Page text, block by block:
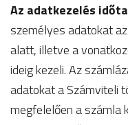
Az adatkezelés
személyes adatokat
alatt, illetve a
ideig kezeli. Az
adatokat a Számviteli
megfelelően a számla